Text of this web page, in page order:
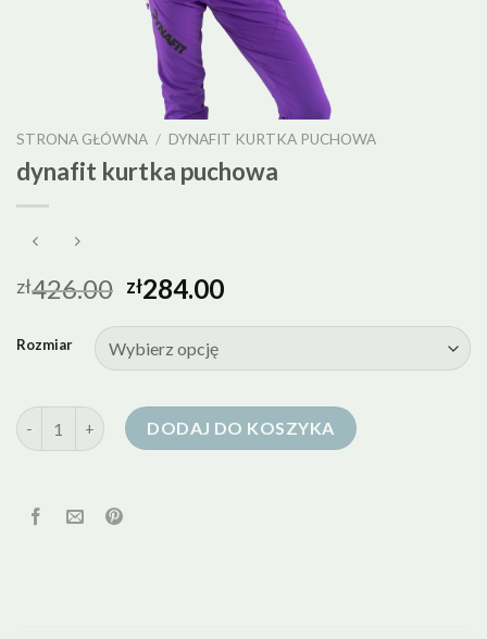
STRONA GŁÓWNA / DYNAFIT KURTKA PUCHOWA
dynafit kurtka puchowa
zł426.00 zł284.00
Rozmiar
ilość dynafit kurtka puchowaDODAJ DO KOSZYKA